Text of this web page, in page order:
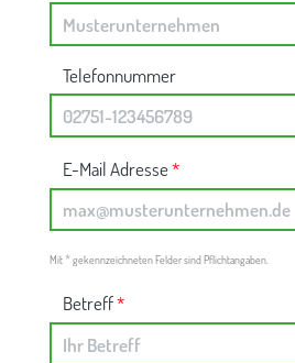
Telefonnummer
E-Mail Adresse*
Mit*gekennzeichneten Felder sind Pflichtangaben.
Betreff*